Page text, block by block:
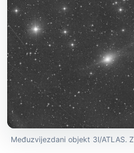
Međuzvijezdani objekt 3I/ATLAS.